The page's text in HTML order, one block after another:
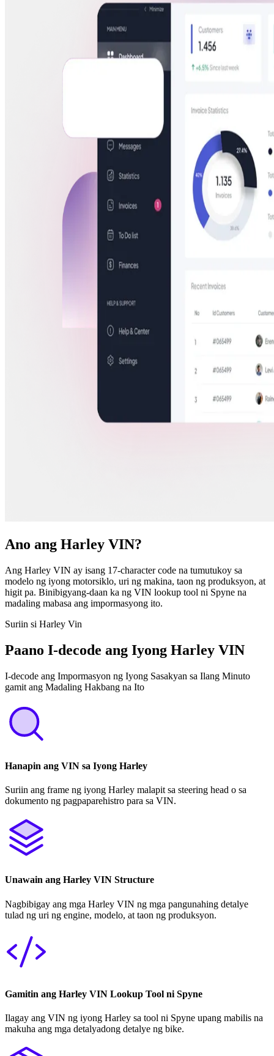
Ano ang Harley VIN?
Ang Harley VIN ay isang 17-character code na tumutukoy sa
modelo ng iyong motorsiklo, uri ng makina, taon ng produksyon, at
higit pa. Binibigyang-daan ka ng VIN lookup tool ni Spyne na
madaling mabasa ang impormasyong ito.
Suriin si Harley Vin
Paano I-decode ang Iyong Harley VIN
I-decode ang Impormasyon ng Iyong Sasakyan sa Ilang Minuto
gamit ang Madaling Hakbang na Ito
Hanapin ang VIN sa Iyong Harley
Suriin ang frame ng iyong Harley malapit sa steering head o sa
dokumento ng pagpaparehistro para sa VIN.
Unawain ang Harley VIN Structure
Nagbibigay ang mga Harley VIN ng mga pangunahing detalye
tulad ng uri ng engine, modelo, at taon ng produksyon.
Gamitin ang Harley VIN Lookup Tool ni Spyne
Ilagay ang VIN ng iyong Harley sa tool ni Spyne upang mabilis na
makuha ang mga detalyadong detalye ng bike.